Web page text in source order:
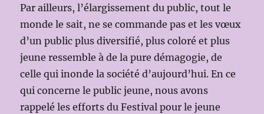
Par ailleurs, l’élargissement du public, tout le
monde le sait, ne se commande pas et les vœux
d’un public plus diversifié, plus coloré et plus
jeune ressemble à de la pure démagogie, de
celle qui inonde la société d’aujourd’hui. En ce
qui concerne le public jeune, nous avons
rappelé les efforts du Festival pour le jeune